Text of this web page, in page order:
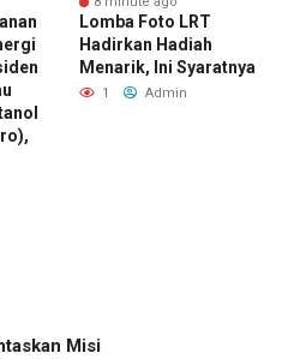
Lomba Foto LRT
Hadirkan Hadiah
Menarik, Ini Syaratnya
1 Admin
Misi